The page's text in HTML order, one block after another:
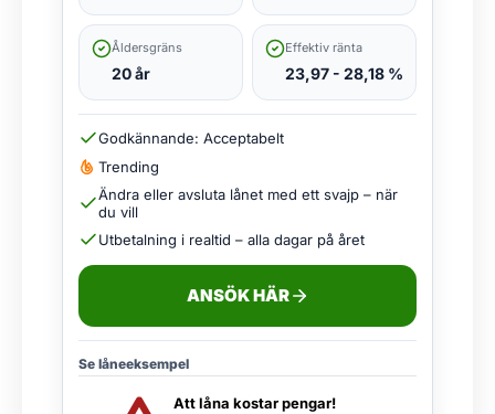
Åldersgräns
20 år
Effektiv ränta
23,97 - 28,18 %
Godkännande: Acceptabelt
Trending
Ändra eller avsluta lånet med ett svajp – när
du vill
Utbetalning i realtid – alla dagar på året
ANSÖK HÄR
Se låneeksempel
Att låna kostar pengar!